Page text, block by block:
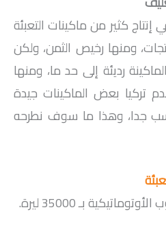
كثير من ماكينات التعبئة
ومنها رخيص الثمن، ولكن
رديئة إلى حد ما، ومنها
تركيا بعض الماكينات جيدة
جدا، وهذا ما سوف نطرحه
بـ 35000 ليرة.